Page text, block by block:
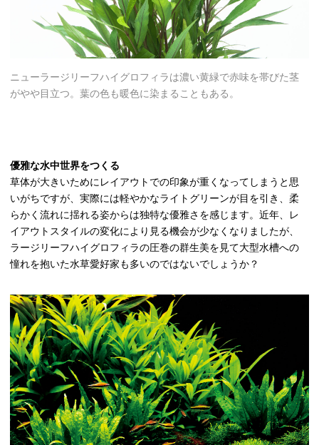
ニューラージリーフハイグロフィラは濃い黄緑で赤味を帯びた茎
がやや目立つ。葉の色も暖色に染まることもある。
優雅な水中世界をつくる
草体が大きいためにレイアウトでの印象が重くなってしまうと思
いがちですが、実際には軽やかなライトグリーンが目を引き、柔
らかく流れに揺れる姿からは独特な優雅さを感じます。近年、レ
イアウトスタイルの変化により見る機会が少なくなりましたが、
ラージリーフハイグロフィラの圧巻の群生美を見て大型水槽への
憧れを抱いた水草愛好家も多いのではないでしょうか？